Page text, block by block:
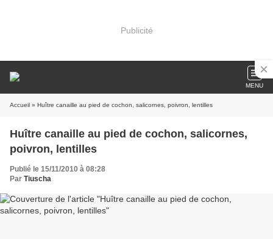
Publicité
MENU
Accueil » Huître canaille au pied de cochon, salicornes, poivron, lentilles
Huître canaille au pied de cochon, salicornes,
poivron, lentilles
Publié le 15/11/2010 à 08:28
Par Tiuscha